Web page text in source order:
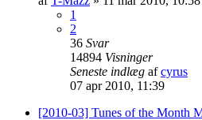
1
2
36 Svar
14894 Visninger
Seneste indlæg afcyrus
07 apr 2010, 11:39
[2010-03] Tunes of the Month